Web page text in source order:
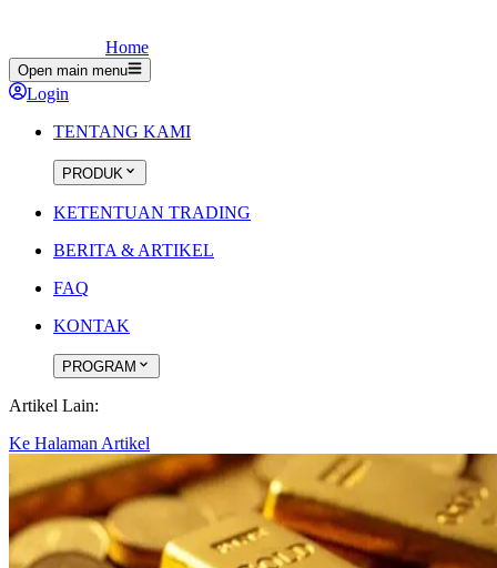
Home
Open main menu
Login
TENTANG KAMI
PRODUK
KETENTUAN TRADING
BERITA & ARTIKEL
FAQ
KONTAK
PROGRAM
Artikel Lain:
Ke Halaman Artikel